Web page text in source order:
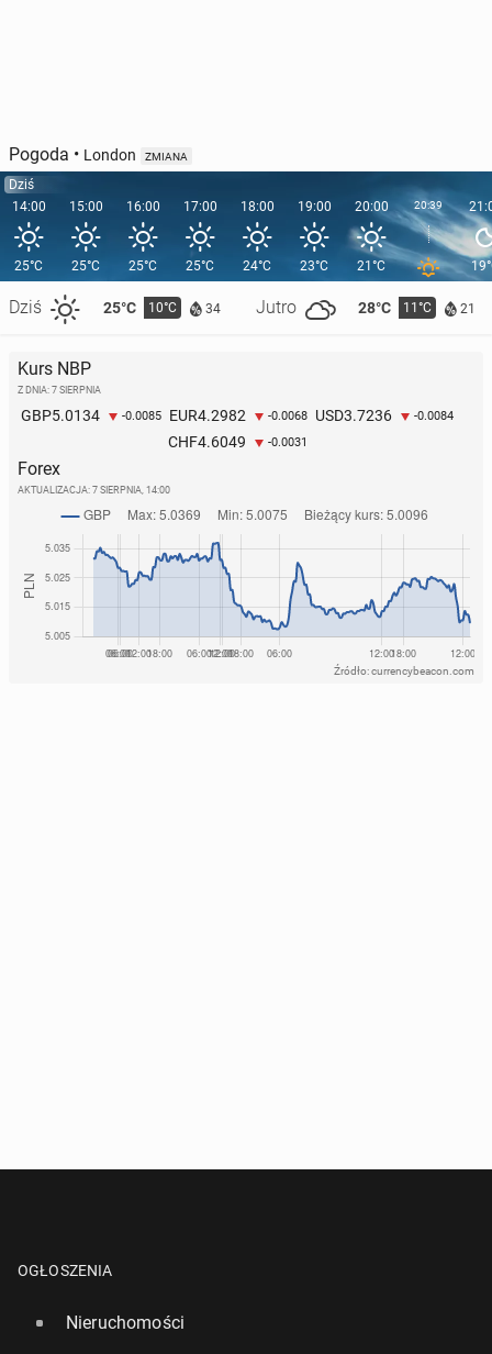
Pogoda • London ZMIANA
Dziś
14:00
25°C
Dziś 25°C 10°C 34 Jutro 28°C 11°C 21
15:00
25°C
16:00
25°C
17:00
25°C
18:00
24°C
19:00
23°C
20:00
21°C
20:39
Kurs NBP
Z DNIA: 7 SIERPNIA
GBP5.0134 -0.0085 EUR4.2982 -0.0068 USD3.7236 -0.0084
CHF4.6049 -0.0031
Forex
AKTUALIZACJA: 7 SIERPNIA, 14:00
Źródło: currencybeacon.com
OGŁOSZENIA
Nieruchomości